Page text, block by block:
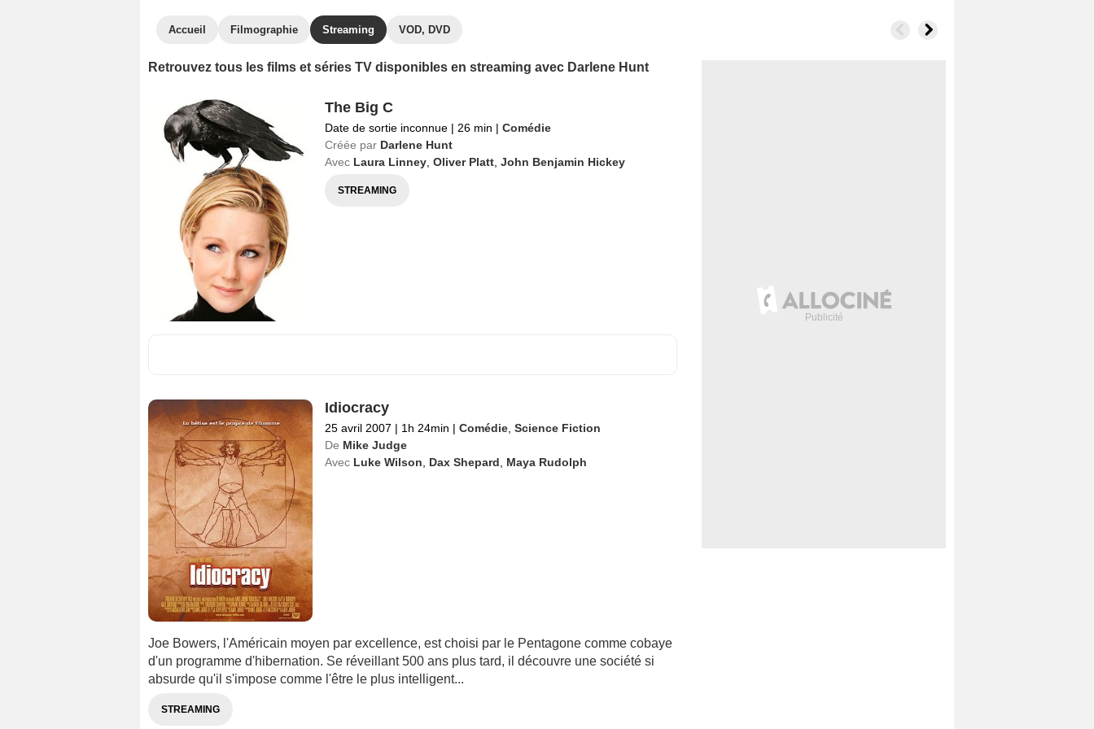
Accueil Filmographie Streaming VOD, DVD
Retrouvez tous les films et séries TV disponibles en streaming avec Darlene Hunt
The Big C
Date de sortie inconnue | 26 min | Comédie
Créée par Darlene Hunt
Avec Laura Linney, Oliver Platt, John Benjamin Hickey
STREAMING
Idiocracy
25 avril 2007 | 1h 24min | Comédie, Science Fiction
De Mike Judge
Avec Luke Wilson, Dax Shepard, Maya Rudolph
Joe Bowers, l'Américain moyen par excellence, est choisi par le Pentagone comme cobaye
d'un programme d'hibernation. Se réveillant 500 ans plus tard, il découvre une société si
absurde qu'il s'impose comme l'être le plus intelligent...
STREAMING